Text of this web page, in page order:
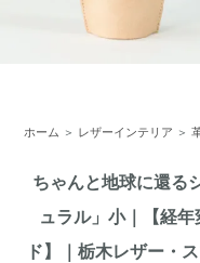
ホーム ＞ レザーインテリア ＞
ちゃんと地球に還る
ュラル」小｜【経
ド】｜栃木レザー・